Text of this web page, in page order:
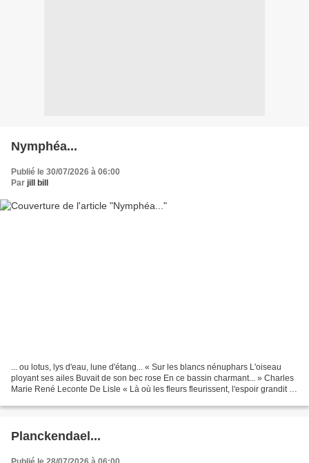
Nymphéa...
Publié le 30/07/2026 à 06:00
Par jill bill
... ou lotus, lys d'eau, lune d'étang... « Sur les blancs nénuphars L'oiseau
ployant ses ailes Buvait de son bec rose En ce bassin charmant... » Charles
Marie René Leconte De Lisle « Là où les fleurs fleurissent, l'espoir grandit »
Planckendael...